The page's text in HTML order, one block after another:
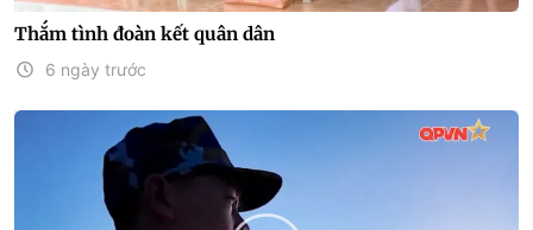
Thắm tình đoàn kết quân dân
6 ngày trước